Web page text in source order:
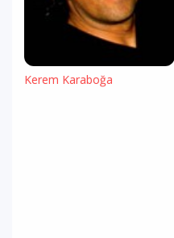
Kerem Karaboğa